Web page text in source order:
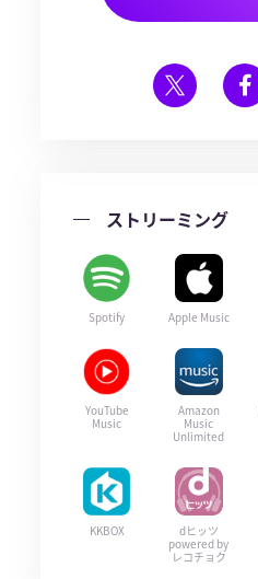
ストリーミング
Spotify Apple Music
YouTube
Music
Amazon
Music
Unlimited
KKBOX
dヒッツ
powered by
レコチョク